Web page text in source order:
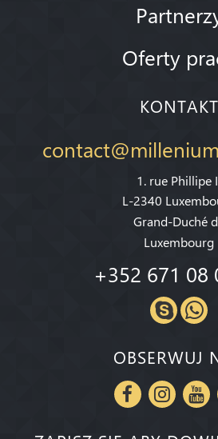
Oferty
KONTAKT
1. rue Phillipe
L-2340
Grand-Duché
Luxembourg
+352 671 08
OBSERWUJ